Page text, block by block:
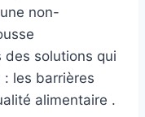
non-
des solutions qui
: les barrières
alimentaire .